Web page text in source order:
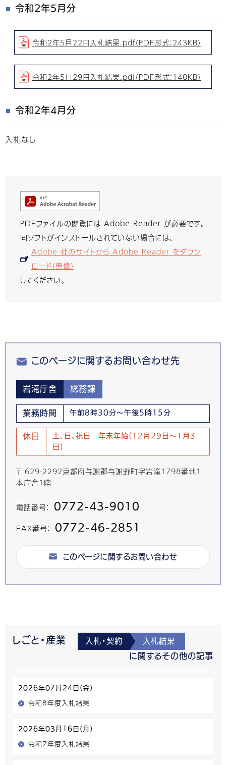
令和2年5月分
令和2年5月22日入札結果.pdf（PDF形式：243KB）
令和2年5月29日入札結果.pdf（PDF形式：140KB）
令和2年4月分
入札なし
PDFファイルの閲覧には Adobe Reader が必要です。
同ソフトがインストールされていない場合には、
Adobe 社のサイトから Adobe Reader をダウン
ロード（無償）
してください。
このページに関するお問い合わせ先
岩滝庁舎 総務課
業務時間 午前8時30分～午後5時15分
休日
土、日、祝日 年末年始(12月29日～1月3
日)
〒 629-2292京都府与謝郡与謝野町字岩滝1798番地1
本庁舎1階
電話番号： 0772-43-9010
FAX番号： 0772-46-2851
このページに関するお問い合わせ
しごと・産業 入札・契約 入札結果
に関するその他の記事
2026年07月24日(金)
令和8年度入札結果
2026年03月16日(月)
令和7年度入札結果